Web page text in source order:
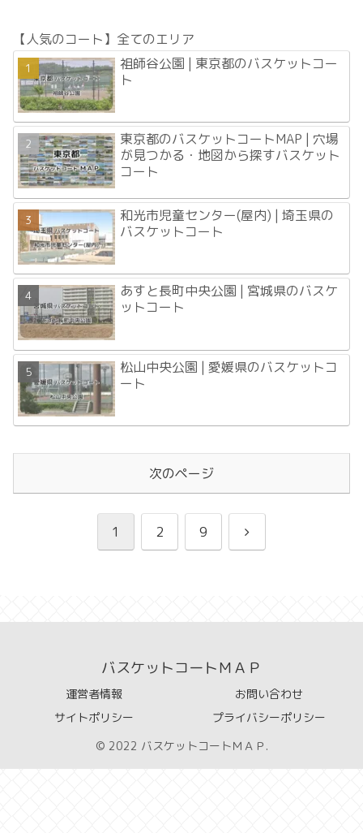
【人気のコート】全てのエリア
祖師谷公園 | 東京都のバスケットコー
ト
東京都のバスケットコートMAP | 穴場
が見つかる・地図から探すバスケット
コート
和光市児童センター(屋内) | 埼玉県の
バスケットコート
あすと長町中央公園 | 宮城県のバスケ
ットコート
松山中央公園 | 愛媛県のバスケットコ
ート
次のページ
1 2 9
次
バスケットコートＭＡＰ
運営者情報
お問い合わせ
サイトポリシー
プライバシーポリシー
© 2022 バスケットコートＭＡＰ.